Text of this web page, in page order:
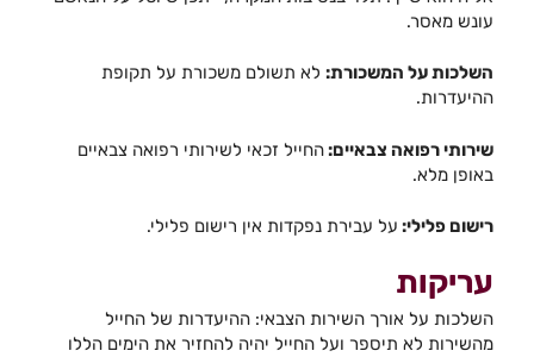
עונש מאסר.
השלכות על המשכורת:לא תשולם משכורת על תקופת
ההיעדרות.
שירותי רפואה צבאיים:החייל זכאי לשירותי רפואה צבאיים
באופן מלא.
רישום פלילי: על עבירת נפקדות אין רישום פלילי.
עריקות
השלכות על אורך השירות הצבאי: ההיעדרות של החייל
מהשירות לא תיספר ועל החייל יהיה להחזיר את הימים הללו